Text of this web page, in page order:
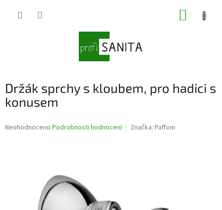
Držák sprchy s kloubem, pro hadici s
konusem
Průměrné
Neohodnoceno Podrobnosti hodnocení Značka: Paffoni